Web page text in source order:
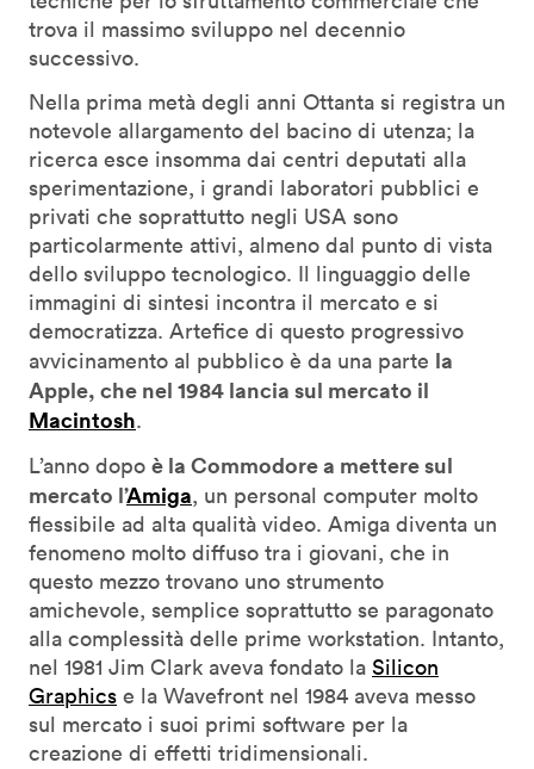
trova il massimo sviluppo nel decennio
successivo.
Nella prima metà degli anni Ottanta si registra un
notevole allargamento del bacino di utenza; la
ricerca esce insomma dai centri deputati alla
sperimentazione, i grandi laboratori pubblici e
privati che soprattutto negli USA sono
particolarmente attivi, almeno dal punto di vista
dello sviluppo tecnologico. Il linguaggio delle
immagini di sintesi incontra il mercato e si
democratizza. Artefice di questo progressivo
avvicinamento al pubblico è da una parte la
Apple, che nel 1984 lancia sul mercato il
Macintosh.
L’anno dopo è la Commodore a mettere sul
mercato l’Amiga, un personal computer molto
flessibile ad alta qualità video. Amiga diventa un
fenomeno molto diffuso tra i giovani, che in
questo mezzo trovano uno strumento
amichevole, semplice soprattutto se paragonato
alla complessità delle prime workstation. Intanto,
nel 1981 Jim Clark aveva fondato la Silicon
Graphics e la Wavefront nel 1984 aveva messo
sul mercato i suoi primi software per la
creazione di effetti tridimensionali.